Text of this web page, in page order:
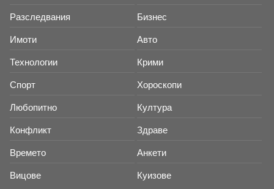
Разследвания Бизнес
Имоти Авто
Технологии Крими
Спорт Хороскопи
Любопитно Култура
Конфликт Здраве
Времето Анкети
Вицове Куизове